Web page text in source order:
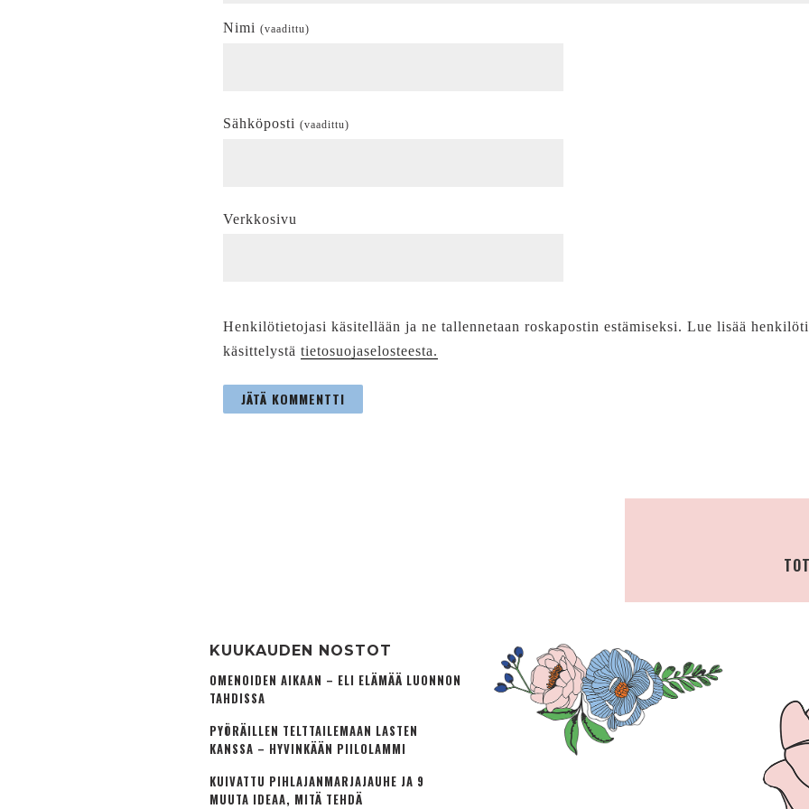
Nimi (vaadittu)
Sähköposti (vaadittu)
Verkkosivu
Henkilötietojasi käsitellään ja ne tallennetaan roskapostin estämiseksi. Lue lisää
käsittelystä tietosuojaselosteesta.
KUUKAUDEN NOSTOT
OMENOIDEN AIKAAN – ELI ELÄMÄÄ LUONNON
TAHDISSA
PYÖRÄILLEN TELTTAILEMAAN LASTEN
KANSSA – HYVINKÄÄN PIILOLAMMI
KUIVATTU PIHLAJANMARJAJAUHE JA 9
MUUTA IDEAA, MITÄ TEHDÄ